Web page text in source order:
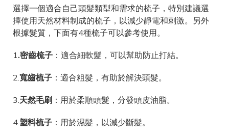
選擇一個適合自己頭髮類型和需求的梳子，特別建議選
擇使用天然材料制成的梳子，以減少靜電和刺激。另外
根據髮質，下面有4種梳子可以參考使用。
1.密齒梳子 ：適合細軟髮，可以幫助防止打結。
2.寬齒梳子 ：適合粗髮，有助於解決頭髮。
3.天然毛刷 ：用於柔順頭髮，分發頭皮油脂。
4.塑料梳子 ：用於濕髮，以減少斷髮。